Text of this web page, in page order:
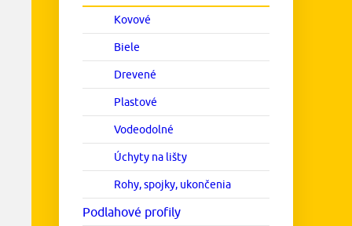
Kovové
Biele
Drevené
Plastové
Vodeodolné
Úchyty na lišty
Rohy, spojky, ukončenia
Podlahové profily